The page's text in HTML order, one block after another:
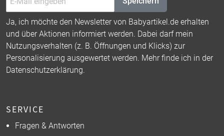
Ja, ich möchte den Newsletter von Babyartikel.de erhalten
und über Aktionen informiert werden. Dabei darf mein
Nutzungsverhalten (z. B. Öffnungen und Klicks) zur
Personalisierung ausgewertet werden. Mehr finde ich in der
Datenschutzerklärung.
SERVICE
Fragen & Antworten